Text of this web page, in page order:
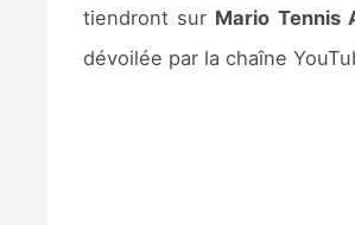
tiendront sur Mario Tennis
dévoilée par la chaîne